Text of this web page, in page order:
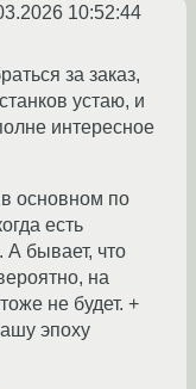
10:52:44
за заказ,
устаю, и
интересное
основном по
есть
бывает, что
на
не будет. +
эпоху